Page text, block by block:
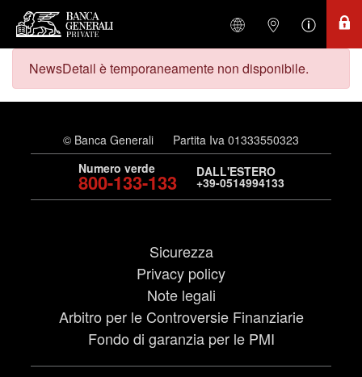
NewsDetail è temporaneamente non disponibile.
© Banca Generali
Partita Iva 01333550323
Numero verde
800-133-133 DALL'ESTERO
+39-0514994133
Sicurezza
Privacy policy
Note legali
Arbitro per le Controversie Finanziarie
Fondo di garanzia per le PMI